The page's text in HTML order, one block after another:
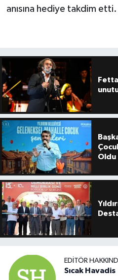
anısına hediye takdim etti.
Oldu
EDITÖR
Sıcak Havadis